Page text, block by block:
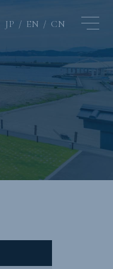
JP EN CN